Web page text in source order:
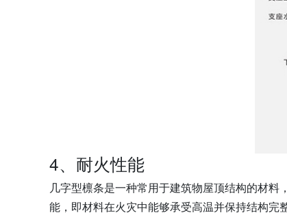
4、耐火性能
几字型檩条是一种常用于建筑物屋顶结构的材
能，即材料在火灾中能够承受高温并保持结构完